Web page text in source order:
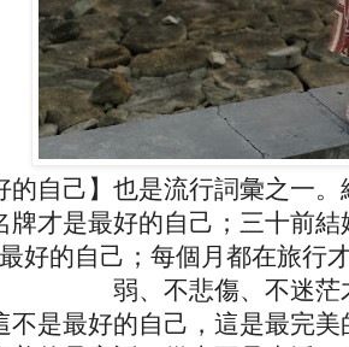
的自己】也是流行詞彙之一
牌才是最好的自己；三十前
好的自己；每個月都在旅行
弱、不悲傷、不迷
不是最好的自己，這是最完